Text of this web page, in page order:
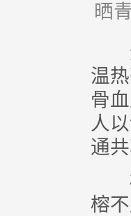
晒
无
温
骨
人
通
榕
榕